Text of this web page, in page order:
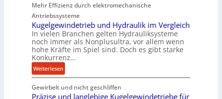
n
d
e
n
M
i
t
t
l
a
u
:
F
o
r
c
h
u
o
m
p
a
k
t
e
U
l
t
Mehr Effizienz durch elektromechanische
Antriebssysteme
Kugelgewindetrieb und Hydraulik im Vergleich
In vielen Branchen gelten Hydrauliksysteme
noch immer als Nonplusultra, vor allem wenn
hohe Kräfte im Spiel sind. Doch es gibt starke
Konkurrenz…
Weiterlesen:
K
u
g
Gewirbelt und nicht geschliffen
Präzise und langlebige Kugelgewindetriebe für